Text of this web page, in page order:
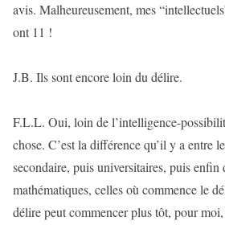
avis. Malheureusement, mes
ont 11 !
J.B. Ils sont encore loin du délire.
F.L.L. Oui, loin de l’intelligence-
chose. C’est la différence qu’il y a entre
secondaire, puis universitaires, puis enfin
mathématiques, celles où commence le
délire peut commencer plus tôt, pour